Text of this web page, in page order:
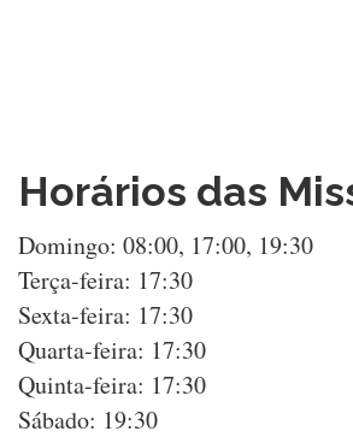
Horários das
Domingo: 08:00, 17:00, 19:30
Terça-feira: 17:30
Sexta-feira: 17:30
Quarta-feira: 17:30
Quinta-feira: 17:30
Sábado: 19:30